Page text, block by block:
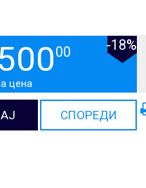
00 -18%
цена
СПОРЕДИ